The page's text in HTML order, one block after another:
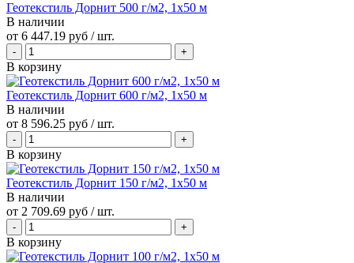
Геотекстиль Дорнит 500 г/м2, 1х50 м
В наличии
от 6 447.19 руб / шт.
В корзину
Геотекстиль Дорнит 600 г/м2, 1х50 м
В наличии
от 8 596.25 руб / шт.
В корзину
Геотекстиль Дорнит 150 г/м2, 1х50 м
В наличии
от 2 709.69 руб / шт.
В корзину